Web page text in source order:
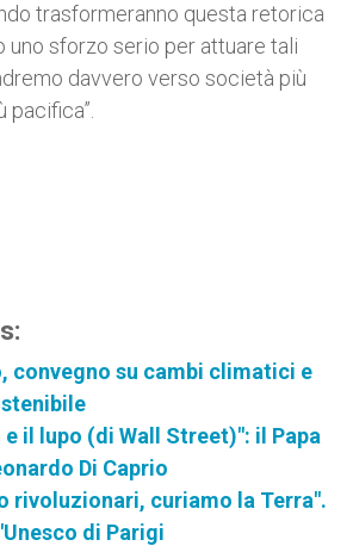
trasformeranno questa retorica
uno sforzo serio per attuare tali
davvero verso società più
pacifica”.
convegno su cambi climatici e
e il lupo (di Wall Street)": il Papa
Di Caprio
rivoluzionari, curiamo la Terra".
di Parigi